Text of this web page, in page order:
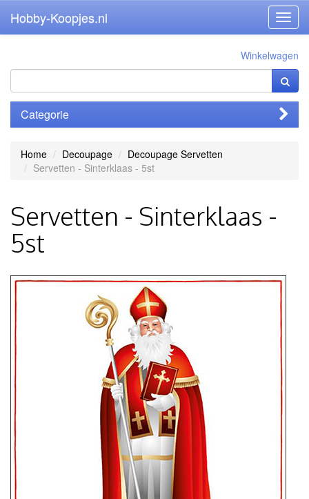
Hobby-Koopjes.nl
Winkelwagen
Categorie
Home Decoupage
Decoupage Servetten
Servetten - Sinterklaas - 5st
Servetten - Sinterklaas -
5st